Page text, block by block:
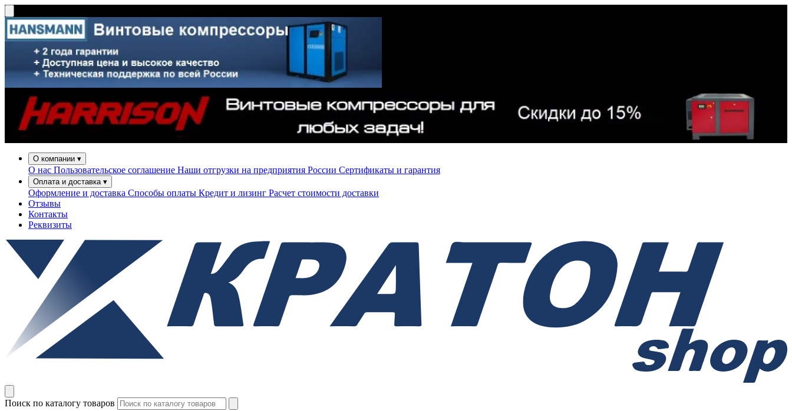
О компании ▾
О нас Пользовательское соглашение Наши отгрузки на предприятия России Сертификаты и гарантия
Оплата и доставка ▾
Оформление и доставка Способы оплаты Кредит и лизинг Расчет стоимости доставки
Отзывы
Контакты
Реквизиты
Поиск по каталогу товаров